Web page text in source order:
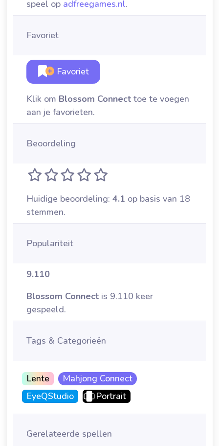
speel op adfreegames.nl.
Favoriet
Favoriet
Klik om Blossom Connect toe te voegen
aan je favorieten.
Beoordeling
Huidige beoordeling: 4.1 op basis van 18
stemmen.
Populariteit
9.110
Blossom Connect is 9.110 keer
gespeeld.
Tags & Categorieën
Lente
Mahjong Connect
EyeQStudio
Portrait
Gerelateerde spellen